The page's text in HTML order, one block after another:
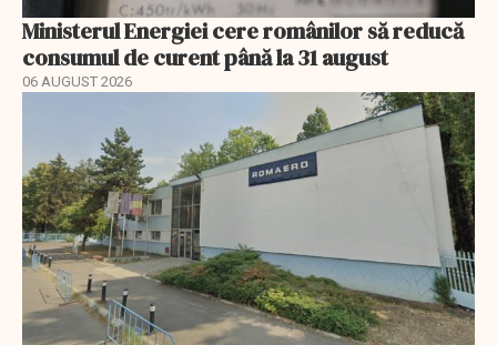
Ministerul Energiei cere românilor să reducă
consumul de curent până la 31 august
06 AUGUST 2026